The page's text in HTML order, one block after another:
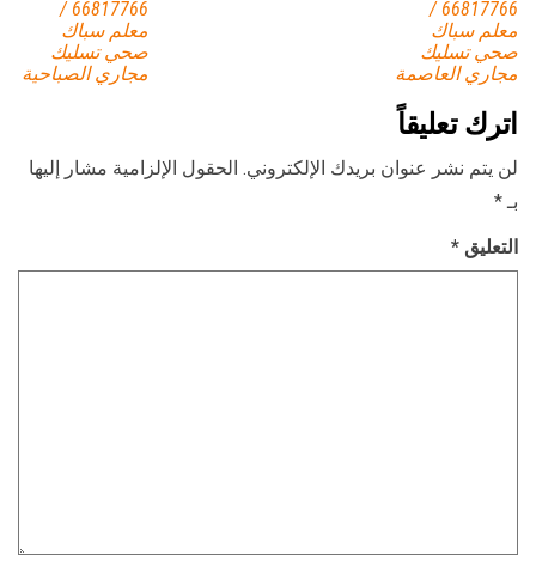
66817766 /
معلم سباك
صحي تسليك
مجاري الصباحية
66817766 /
معلم سباك
صحي تسليك
مجاري العاصمة
اترك تعليقاً
لن يتم نشر عنوان بريدك الإلكتروني. الحقول الإلزامية مشار إليها
بـ*
التعليق *